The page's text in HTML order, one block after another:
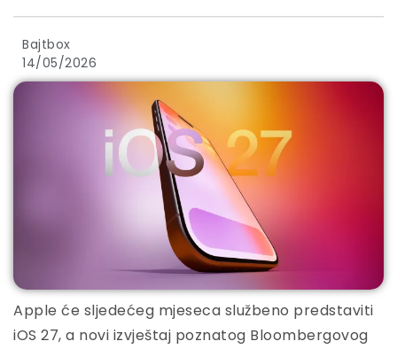
Bajtbox
14/05/2026
Apple će sljedećeg mjeseca službeno predstaviti
iOS 27, a novi izvještaj poznatog Bloombergovog